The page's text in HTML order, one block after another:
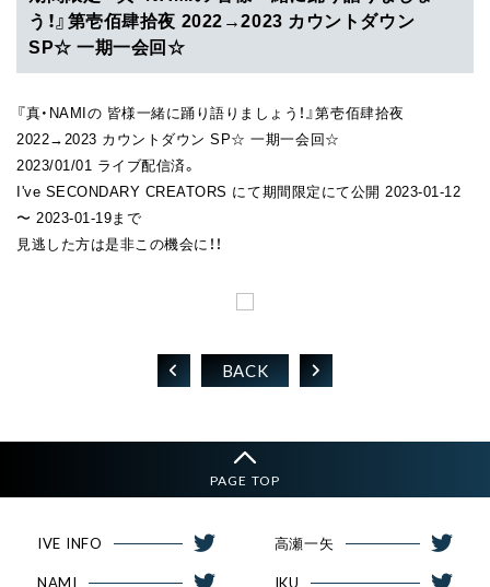
PROFILE
STORE
FAN CLUB
う！』第壱佰肆拾夜 2022→2023 カウントダウン
SP☆ 一期一会回☆
『真・NAMIの 皆様一緒に踊り語りましょう！』第壱佰肆拾夜
2022→2023 カウントダウン SP☆ 一期一会回☆
2023/01/01 ライブ配信済。
I've SECONDARY CREATORS にて期間限定にて公開 2023-01-12
〜 2023-01-19まで
見逃した方は是非この機会に！！
BACK
PAGE TOP
IVE INFO 高瀬一矢
NAMI IKU